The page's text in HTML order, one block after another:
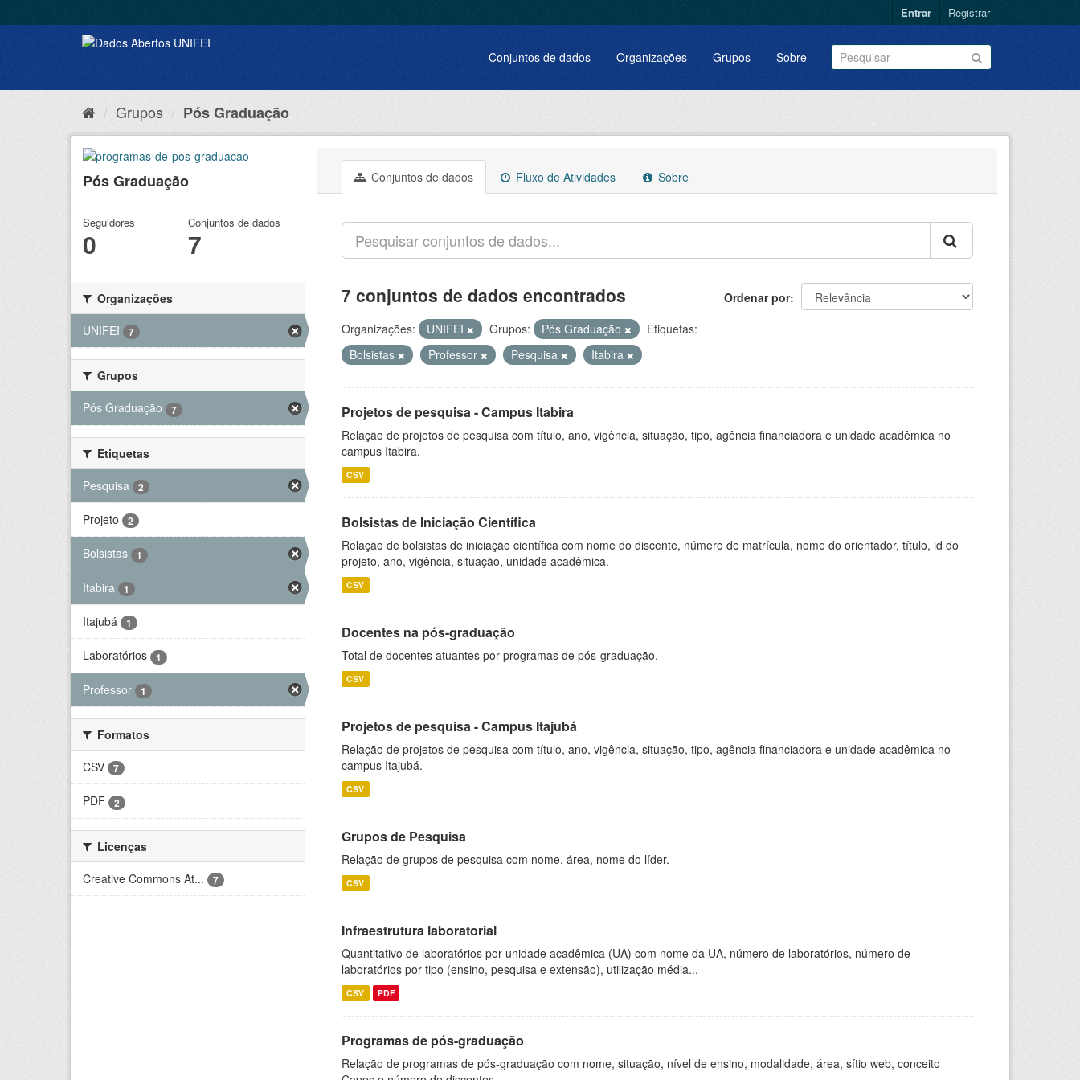
Entrar Registrar
Conjuntos de dados Organizações Grupos Sobre
Grupos Pós Graduação
Pós Graduação
Seguidores
0
Conjuntos de dados
7
Organizações
UNIFEI
7
Grupos
Pós Graduação
7
Etiquetas
Pesquisa
2
Projeto 2
Bolsistas 1
Itabira 1
Itajubá 1
Laboratórios 1
Professor 1
Formatos
CSV
7
PDF 2
Licenças
Creative Commons At...
7
Conjuntos de dados Fluxo de Atividades Sobre
Ordenar por
7 conjuntos de dados encontrados
Organizações: UNIFEI Grupos: Pós Graduação
Etiquetas:
Bolsistas
Professor Pesquisa Itabira
Projetos de pesquisa - Campus Itabira
Relação de projetos de pesquisa com título, ano, vigência, situação, tipo, agência financiadora e unidade acadêmica no
campus Itabira.
CSV
Bolsistas de Iniciação Científica
Relação de bolsistas de iniciação científica com nome do discente, número de matrícula, nome do orientador, título, id do
projeto, ano, vigência, situação, unidade acadêmica.
CSV
Docentes na pós-graduação
Total de docentes atuantes por programas de pós-graduação.
CSV
Projetos de pesquisa - Campus Itajubá
Relação de projetos de pesquisa com título, ano, vigência, situação, tipo, agência financiadora e unidade acadêmica no
campus Itajubá.
CSV
Grupos de Pesquisa
Relação de grupos de pesquisa com nome, área, nome do líder.
CSV
Infraestrutura laboratorial
Quantitativo de laboratórios por unidade acadêmica (UA) com nome da UA, número de laboratórios, número de
laboratórios por tipo (ensino, pesquisa e extensão), utilização média...
CSV PDF
Programas de pós-graduação
Relação de programas de pós-graduação com nome, situação, nível de ensino, modalidade, área, sítio web, conceito